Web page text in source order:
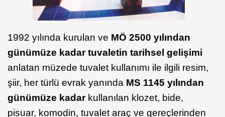
1992 yılında kurulan ve MÖ 2500 yılından
günümüze kadar tuvaletin tarihsel gelişimi
anlatan müzede tuvalet kullanımı ile ilgili resim,
şiir, her türlü evrak yanında MS 1145 yılından
günümüze kadarkullanılan klozet, bide,
pisuar, komodin, tuvalet araç ve gereçlerinden